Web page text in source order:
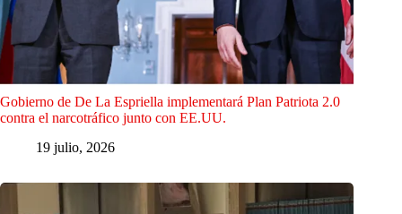
Gobierno de De La Espriella implementará Plan Patriota 2.0
contra el narcotráfico junto con EE.UU.
19 julio, 2026